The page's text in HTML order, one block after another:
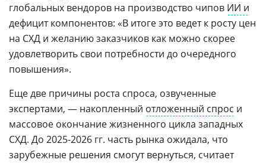
глобальных вендоров на производство чипов ИИ и
дефицит компонентов: «В итоге это ведет к росту цен
на СХД и желанию заказчиков как можно скорее
удовлетворить свои потребности до очередного
повышения».
Еще две причины роста спроса, озвученные
экспертами, — накопленный отложенный спрос и
массовое окончание жизненного цикла западных
СХД. До 2025-2026 гг. часть рынка ожидала, что
зарубежные решения смогут вернуться, считает